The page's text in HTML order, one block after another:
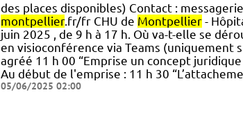
des places disponibles) Contact :
montpellier.fr/fr CHU de Montpellier-
juin 2025 , de 9 h à 17 h. Où va-t-elle se
en visioconférence via Teams (uniquement
agréé 11 h 00 “Emprise un concept
Au début de l'emprise : 11 h 30
05/06/2025 02:00